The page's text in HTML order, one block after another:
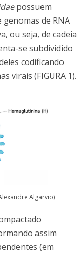
possuem
genomas de RNA
ou seja, de cadeia
se subdividido
codificando
virais (FIGURA 1).
Algarvio)
assim
(em